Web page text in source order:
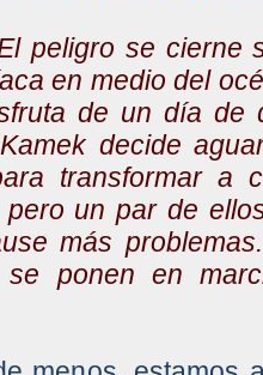
peligro se cierne
en medio del
de un día de
decide
transformar a
un par de
más
ponen en